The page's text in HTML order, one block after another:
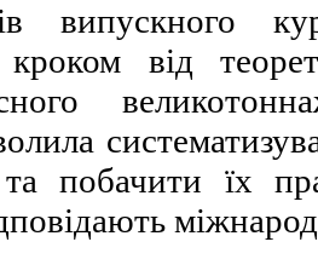
випускного
від
та побачити їх